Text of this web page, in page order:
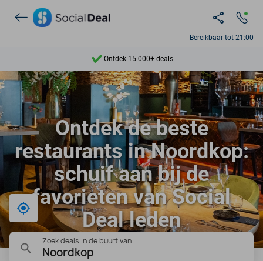
Bereikbaar tot 21:00
Ontdek 15.000+ deals
7 dagen per week beschikbaar
10+ miljoen leden
9,4
Ontdek 15.000+ deals
Ontdek de beste
restaurants in Noordkop:
schuif aan bij de
favorieten van Social
Deal leden
Bij mij in de buurt
Zoek deals in de buurt van
Noordkop